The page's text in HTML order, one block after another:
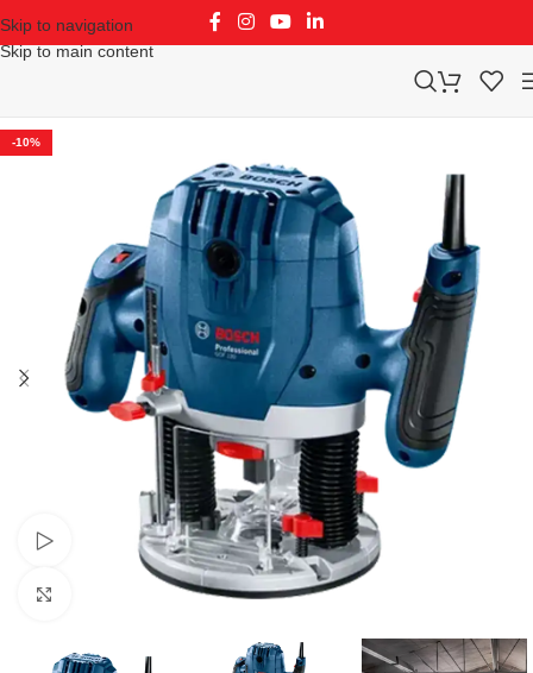
Skip to navigation
Skip to main content
-10%
Pogledaj video
Klikni za uvećavanje